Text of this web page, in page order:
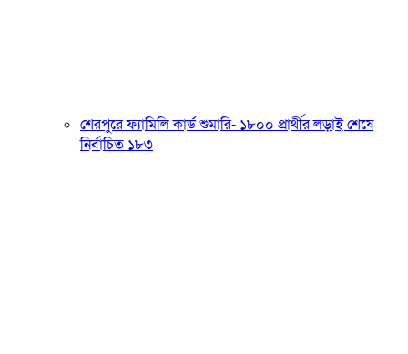
শেরপুরে ফ্যামিলি কার্ড শুমারি- ১৮০০ প্রার্থীর লড়াই শেষে
নির্বাচিত ১৮৩